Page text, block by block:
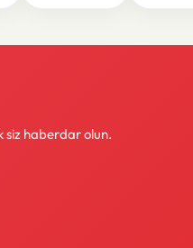
siz haberdar olun.